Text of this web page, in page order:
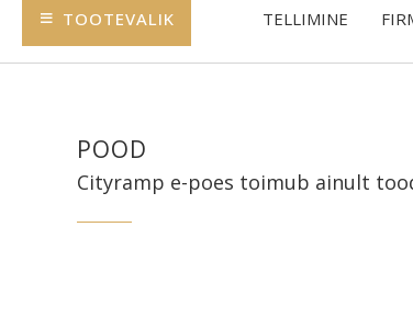
TOOTEVALIK TELLIMINE
POOD
Cityramp e-poes toimub ainult